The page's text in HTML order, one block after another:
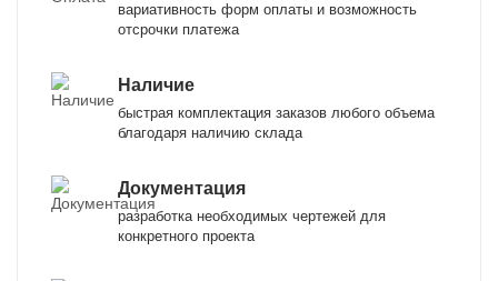
вариативность форм оплаты и возможность
отсрочки платежа
Наличие
быстрая комплектация заказов любого объема
благодаря наличию склада
Документация
разработка необходимых чертежей для
конкретного проекта